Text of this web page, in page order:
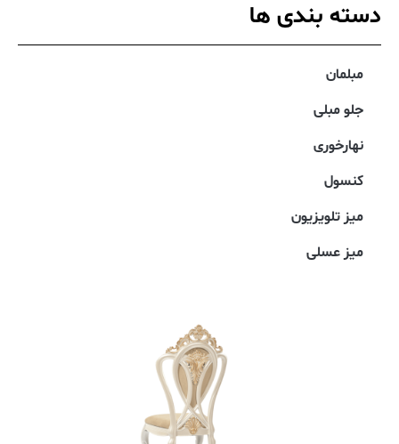
دسته بندی ها
مبلمان
جلو مبلی
نهارخوری
کنسول
میز تلویزیون
میز عسلی